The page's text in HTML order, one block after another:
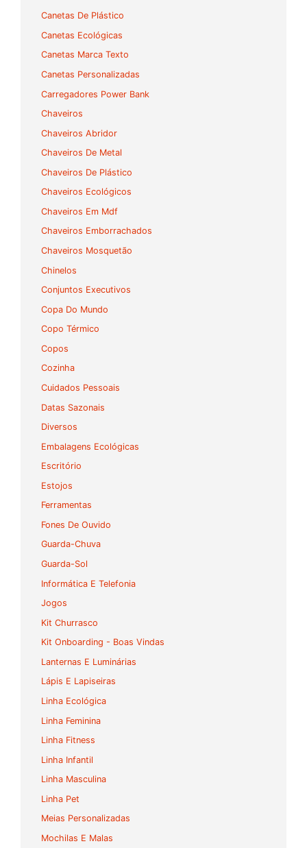
Canetas De Plástico
Canetas Ecológicas
Canetas Marca Texto
Canetas Personalizadas
Carregadores Power Bank
Chaveiros
Chaveiros Abridor
Chaveiros De Metal
Chaveiros De Plástico
Chaveiros Ecológicos
Chaveiros Em Mdf
Chaveiros Emborrachados
Chaveiros Mosquetão
Chinelos
Conjuntos Executivos
Copa Do Mundo
Copo Térmico
Copos
Cozinha
Cuidados Pessoais
Datas Sazonais
Diversos
Embalagens Ecológicas
Escritório
Estojos
Ferramentas
Fones De Ouvido
Guarda-Chuva
Guarda-Sol
Informática E Telefonia
Jogos
Kit Churrasco
Kit Onboarding - Boas Vindas
Lanternas E Luminárias
Lápis E Lapiseiras
Linha Ecológica
Linha Feminina
Linha Fitness
Linha Infantil
Linha Masculina
Linha Pet
Meias Personalizadas
Mochilas E Malas